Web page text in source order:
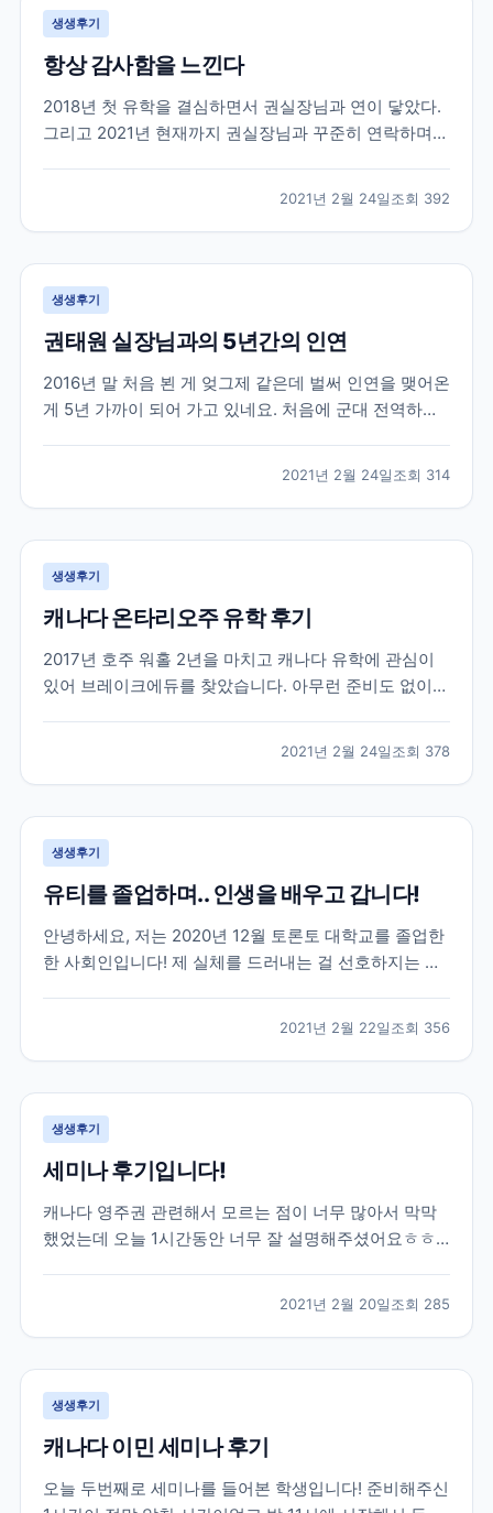
생생후기
항상 감사함을 느낀다
2018년 첫 유학을 결심하면서 권실장님과 연이 닿았다.
그리고 2021년 현재까지 권실장님과 꾸준히 연락하며
해줄만큼 캐나다 사정을 잘 알지도 못하거니와 그들이
해 줄 수 있는건 정서적이 도움들 밖에 없다. 그...
2021년 2월 24일조회 392
생생후기
권태원 실장님과의 5년간의 인연
2016년 말 처음 뵌 게 엊그제 같은데 벌써 인연을 맺어온
게 5년 가까이 되어 가고 있네요. 처음에 군대 전역하기
가야지 마음먹고 상담 신청하고 찾아 갔었는데 열정을
다하여 상담을 해 주셨습니다. 불안감에 가득차고...
2021년 2월 24일조회 314
생생후기
캐나다 온타리오주 유학 후기
2017년 호주 워홀 2년을 마치고 캐나다 유학에 관심이
있어 브레이크에듀를 찾았습니다. 아무런 준비도 없이
요. 캐나다에 있는 여러 학교들과 학과들중에 저에게 맞
는 학교를 추천해주시고 그후로 필요한게 무엇인지 언제
까...
2021년 2월 24일조회 378
생생후기
유티를 졸업하며.. 인생을 배우고 갑니다!
안녕하세요, 저는 2020년 12월 토론토 대학교를 졸업한
한 사회인입니다! 제 실체를 드러내는 걸 선호하지는 않
권태원 실장님의 도움을 받아 토론토 대학교에 진학을
하게 되었습니다. 대학 진학 문제로 고민이 많았...
2021년 2월 22일조회 356
생생후기
세미나 후기입니다!
캐나다 영주권 관련해서 모르는 점이 너무 많아서 막막
했었는데 오늘 1시간동안 너무 잘 설명해주셨어요ㅎㅎ
2021년 2월 20일조회 285
생생후기
캐나다 이민 세미나 후기
오늘 두번째로 세미나를 들어본 학생입니다! 준비해주신